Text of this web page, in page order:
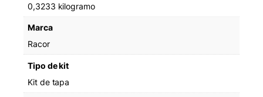
d
t
0
0,3233 kilogramo
Marca
Racor
Tipo de kit
Kit de tapa